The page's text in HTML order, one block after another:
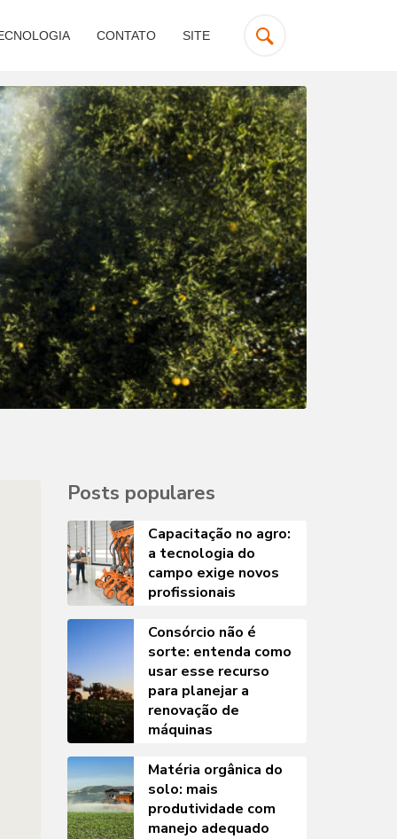
CONTATO SITE
Posts populares
Capacitação no agro:
a tecnologia do
campo exige novos
profissionais
Consórcio não é
sorte: entenda como
usar esse recurso
para planejar a
renovação de
máquinas
Matéria orgânica do
solo: mais
produtividade com
manejo adequado